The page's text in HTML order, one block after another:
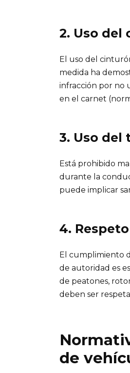
2. Uso del
El uso del
medida ha
infracción por no
en el carnet
3. Uso
Está prohibido
durante la
puede implicar
4.
El cumplimiento
de autoridad es
de peatones,
deben ser
de